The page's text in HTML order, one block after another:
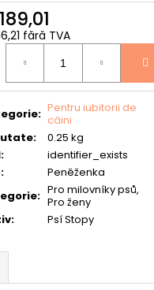
fără TVA
: Pentru iubitorii de
câini
:
0.25 kg
:
identifier_exists
:
Peněženka
: Pro milovníky psů,
Pro ženy
: Psí Stopy